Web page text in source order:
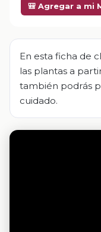
🎒 Agregar a mi
En esta ficha de
las plantas a
también podrás
cuidado.